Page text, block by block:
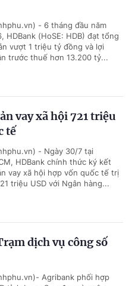
- 6 tháng đầu năm
HDBank (HoSE: HDB) đạt tổng
vượt 1 triệu tỷ đồng và lợi
trước thuế hơn 13.200 tỷ...
vay xã hội 721 triệu
tế
- Ngày 30/7 tại
HDBank chính thức ký kết
vay xã hội hợp vốn quốc tế trị
triệu USD với Ngân hàng...
dịch vụ công số
Agribank phối hợp